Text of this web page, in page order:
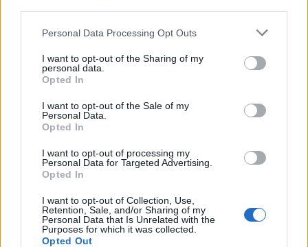
Personal Data Processing Opt Outs
I want to opt-out of the Sharing of my
personal data.
Opted In
I want to opt-out of the Sale of my
Personal Data.
Opted In
I want to opt-out of processing my
Personal Data for Targeted Advertising.
Opted In
I want to opt-out of Collection, Use,
Retention, Sale, and/or Sharing of my
Personal Data that Is Unrelated with the
Purposes for which it was collected.
Opted Out